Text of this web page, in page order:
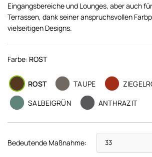
Eingangsbereiche und Lounges, aber auch
Terrassen, dank seiner anspruchsvollen
vielseitigen Designs.
Farbe: ROST
ROST TAUPE
SALBEIGRÜN
ANTHRAZIT
Bedeutende Maßnahme: